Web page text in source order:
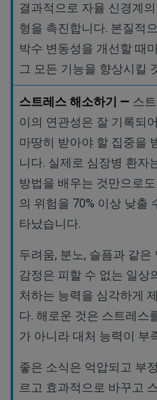
결과적으로 자율 신경계
형을 촉진합니다. 본질적
박수 변동성을 개선할 때
그 모든 기능을 향상시킬
스트레스 해소하기 — 스
이의 연관성은 잘 기록되어
마땅히 받아야 할 집중을
니다. 실제로 심장병 환자
방법을 배우는 것만으로도
의 위험을 70% 이상 낮출
타났습니다.
두려움, 분노, 슬픔과 같은
감정은 피할 수 없는 일상
처하는 능력을 심각하게
다. 해로운 것은 스트레스
가 아니라 대처 능력이 부
좋은 소식은 억압되고 부
르고 효과적으로 바꾸고